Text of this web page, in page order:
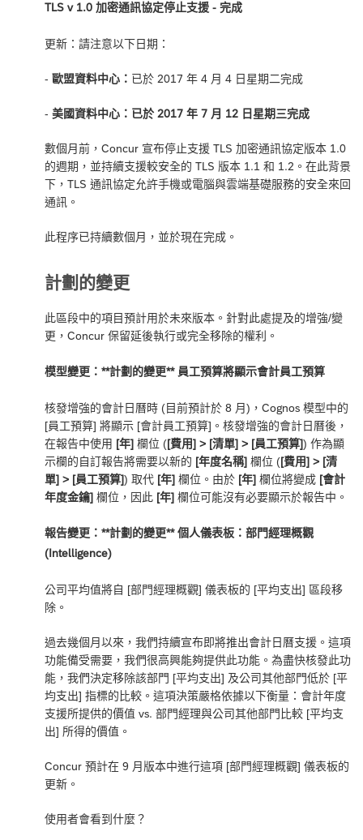
TLS v 1.0 加密通訊協定停止支援 - 完成
更新：請注意以下日期：
- 歐盟資料中心： 已於 2017 年 4 月 4 日星期二完成
- 美國資料中心：已於 2017 年 7 月 12 日星期三完成
數個月前，Concur 宣布停止支援 TLS 加密通訊協定版本 1.0
的週期，並持續支援較安全的 TLS 版本 1.1 和 1.2。在此背景
下，TLS 通訊協定允許手機或電腦與雲端基礎服務的安全來回
通訊。
此程序已持續數個月，並於現在完成。
計劃的變更
此區段中的項目預計用於未來版本。針對此處提及的增強/變
更，Concur 保留延後執行或完全移除的權利。
模型變更：**計劃的變更** 員工預算將顯示會計員工預算
核發增強的會計日曆時 (目前預計於 8 月)，Cognos 模型中的
[員工預算] 將顯示 [會計員工預算]。核發增強的會計日曆後，
在報告中使用 [年] 欄位 ([費用] > [清單] > [員工預算]) 作為顯
示欄的自訂報告將需要以新的 [年度名稱] 欄位 ([費用] > [清
單] > [員工預算]) 取代 [年] 欄位。由於 [年] 欄位將變成 [會計
年度金鑰] 欄位，因此 [年] 欄位可能沒有必要顯示於報告中。
報告變更：**計劃的變更** 個人儀表板：部門經理概觀
(Intelligence)
公司平均值將自 [部門經理概觀] 儀表板的 [平均支出] 區段移
除。
過去幾個月以來，我們持續宣布即將推出會計日曆支援。這項
功能備受需要，我們很高興能夠提供此功能。為盡快核發此功
能，我們決定移除該部門 [平均支出] 及公司其他部門低於 [平
均支出] 指標的比較。這項決策嚴格依據以下衡量：會計年度
支援所提供的價值 vs. 部門經理與公司其他部門比較 [平均支
出] 所得的價值。
Concur 預計在 9 月版本中進行這項 [部門經理概觀] 儀表板的
更新。
使用者會看到什麼？